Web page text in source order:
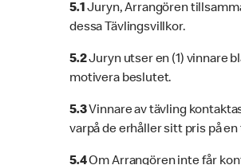
5.1Juryn, Arrangören
dessa Tävlingsvillkor.
5.2Juryn utser en (1) vinnare
motivera beslutet.
5.3Vinnare av tävling
varpå de erhåller sitt pris på
5.4Om Arrangören inte får